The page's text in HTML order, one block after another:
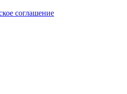
соглашение